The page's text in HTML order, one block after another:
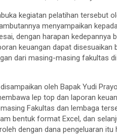
kegiatan pelatihan tersebut
menyampaikan
dengan harapan kedepannya
keuangan dapat
dari masing-masing fakultas
oleh Bapak Yudi
lep top dan laporan
Fakultas dan lembaga
bentuk format Excel, dan
dengan dana pengeluaran